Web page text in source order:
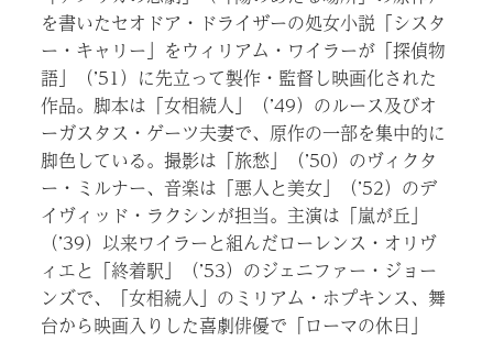
を書いたセオドア・ドライザーの処女小説「シスタ
ー・キャリー」をウィリアム・ワイラーが「探偵物
語」（’51）に先立って製作・監督し映画化された
作品。脚本は「女相続人」（’49）のルース及びオ
ーガスタス・ゲーツ夫妻で、原作の一部を集中的に
脚色している。撮影は「旅愁」（’50）のヴィクタ
ー・ミルナー、音楽は「悪人と美女」（’52）のデ
イヴィッド・ラクシンが担当。主演は「嵐が丘」
（’39）以来ワイラーと組んだローレンス・オリヴ
ィエと「終着駅」（’53）のジェニファー・ジョー
ンズで、「女相続人」のミリアム・ホプキンス、舞
台から映画入りした喜劇俳優で「ローマの休日」